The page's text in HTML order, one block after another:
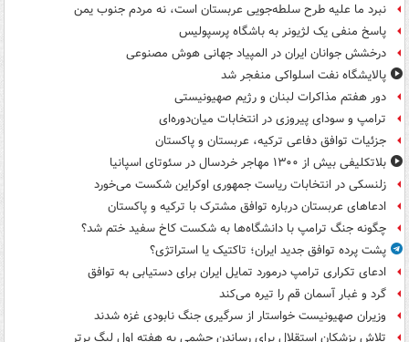
نبرد ما علیه طرح سلطه‌جویی عربستان است، نه مردم جنوب یمن
پاسخ منفی یک لژیونر به باشگاه پرسپولیس
درخشش جوانان ایران در المپیاد جهانی هوش مصنوعی
پالایشگاه نفت اسلواکی منفجر شد
دور هفتم مذاکرات لبنان و رژیم صهیونیستی
ترامپ و سودای پیروزی در انتخابات میان‌دوره‌ای
جزئیات توافق دفاعی ترکیه، عربستان و پاکستان
بلاتکلیفی بیش از ۱۳۰۰ مهاجر خردسال در سئوتای اسپانیا
زلنسکی در انتخابات ریاست جمهوری اوکراین شکست می‌خورد
ادعاهای عربستان درباره توافق مشترک با ترکیه و پاکستان
چگونه جنگ ترامپ با دانشگاه‌ها به شکست کاخ سفید ختم شد؟
پشت پرده توافق جدید ایران؛ تاکتیک یا استراتژی؟
ادعای تکراری ترامپ درمورد تمایل ایران برای دستیابی به توافق
گرد و غبار آسمان قم را تیره می‌کند
وزیران صهیونیست خواستار از سرگیری جنگ نابودی غزه شدند
تلاش پزشکان استقلال برای رساندن چشمی به هفته اول لیگ برتر